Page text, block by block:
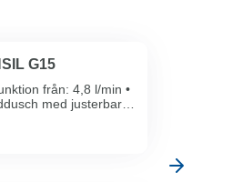
G15
från: 4,8 l/min •
med justerbar